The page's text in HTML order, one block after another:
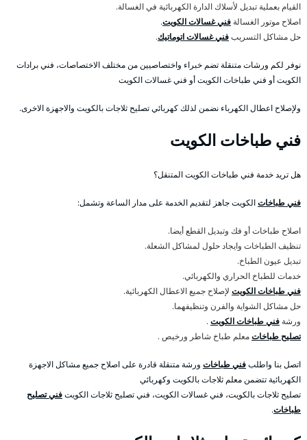
القيام بعملية تبديل لأسلاك الدارة الكهربائية في الغسالة.
اصلاح موتور الغسالة فني غسالات الكويت.
حل مشاكل التسريبفني غسالات اتوماتيك.
نوفر لكم ورشات متنقلة تضم خبراء واختصاصيين من مختلف الاختصاصات، فني برادات
الكويت أو فني طباخات الكويت أو فني غسالات الكويت
ولإصلاح اعطال الكهرباء نضمن لذلك كهربائي تصليح ثلاجات بالكويت والاجهزة الاخرى.
فني طباخات الكويت
هل تريد خدمة فني طباخات الكويت المتنقل؟
فني طباخاتالكويت جاهز لتقديم الخدمة على مدار الساعة وتشمل:
اصلاح طباخات أو فك وتبديل القطع أيضا.
تنظيف الطباخات وايجاد حلول لمشاكل الشعلة.
تبديل عيون الطباخ.
خدمات للطباخ الحراري والكهربائي.
فني طباخات الكويت لإصلاح جميع الاعطال الكهربائية.
حل مشاكل الشواية والفرن وتنظيفهما.
ورشة فني طباخات الكويت.
تصليح طباخاتمعلم طباخ شاطر ورخيص .
اتصل بنا واطلبفني طباخات ورشة متنقلة قادرة على اصلاح جميع مشاكل الاجهزة
الكهربائية تتضمن معلم ثلاجات بالكويت وكهربائي
تصليح ثلاجات بالكويت، فني غسالات الكويت، فني تصليح ثلاجات الكويتفني تصليح
طباخات.